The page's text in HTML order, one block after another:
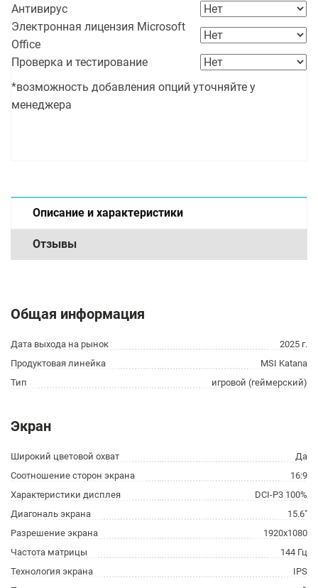
Антивирус
Электронная лицензия Microsoft
Office
Проверка и тестирование
*возможность добавления опций уточняйте у
менеджера
Описание и характеристики
Отзывы
Общая информация
Дата выхода на рынок
2025 г.
Продуктовая линейка
MSI Katana
Тип
игровой (геймерский)
Экран
Широкий цветовой охват
Да
Соотношение сторон экрана
16:9
Характеристики дисплея
DCI-P3 100%
Диагональ экрана
15.6"
Разрешение экрана
1920x1080
Частота матрицы
144 Гц
Технология экрана
IPS